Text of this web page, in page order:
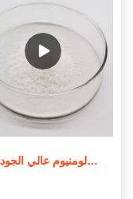
أعلى بيع الصين 2019 كلوريد البولي ألومنيوم عالي الجودة للبيع